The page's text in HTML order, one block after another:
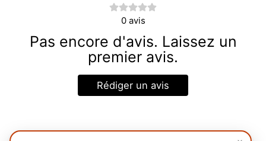
0 avis
Pas encore d'avis. Laissez un
premier avis.
Rédiger un avis